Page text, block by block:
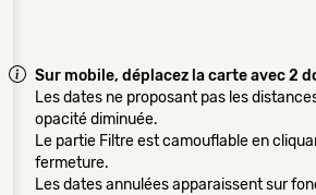
Sur mobile, déplacez la carte avec 2
Les dates ne proposant pas les
opacité diminuée.
Le partie Filtre est camouflable en
fermeture.
Les dates annulées apparaissent sur